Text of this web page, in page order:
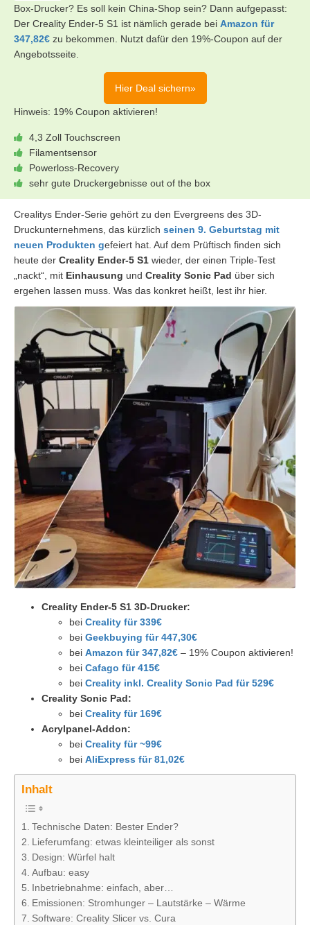
Box-Drucker? Es soll kein China-Shop sein? Dann aufgepasst:
Der Creality Ender-5 S1 ist nämlich gerade bei Amazon für
347,82€ zu bekommen. Nutzt dafür den 19%-Coupon auf der
Angebotsseite.
Hier Deal sichern»
Hinweis: 19% Coupon aktivieren!
4,3 Zoll Touchscreen
Filamentsensor
Powerloss-Recovery
sehr gute Druckergebnisse out of the box
Crealitys Ender-Serie gehört zu den Evergreens des 3D-
Druckunternehmens, das kürzlich seinen 9. Geburtstag mit
neuen Produkten gefeiert hat. Auf dem Prüftisch finden sich
heute der Creality Ender-5 S1 wieder, der einen Triple-Test
„nackt“, mit Einhausung und Creality Sonic Pad über sich
ergehen lassen muss. Was das konkret heißt, lest ihr hier.
Creality Ender-5 S1 3D-Drucker:
bei Creality für 339€
bei Geekbuying für 447,30€
bei Amazon für 347,82€ – 19% Coupon aktivieren!
bei Cafago für 415€
bei Creality inkl. Creality Sonic Pad für 529€
Creality Sonic Pad:
bei Creality für 169€
Acrylpanel-Addon:
bei Creality für ~99€
bei AliExpress für 81,02€
Inhalt
Technische Daten: Bester Ender?
Lieferumfang: etwas kleinteiliger als sonst
Design: Würfel halt
Aufbau: easy
Inbetriebnahme: einfach, aber…
Emissionen: Stromhunger – Lautstärke – Wärme
Software: Creality Slicer vs. Cura